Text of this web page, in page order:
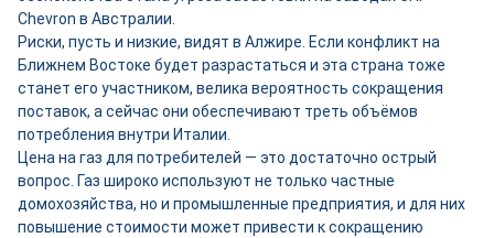
Chevron в Австралии.
Риски, пусть и низкие, видят в Алжире. Если конфликт на
Ближнем Востоке будет разрастаться и эта страна тоже
станет его участником, велика вероятность сокращения
поставок, а сейчас они обеспечивают треть объёмов
потребления внутри Италии.
Цена на газ для потребителей — это достаточно острый
вопрос. Газ широко используют не только частные
домохозяйства, но и промышленные предприятия, и для них
повышение стоимости может привести к сокращению